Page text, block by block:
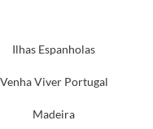
Ilhas Espanholas
Venha Viver Portugal
Madeira